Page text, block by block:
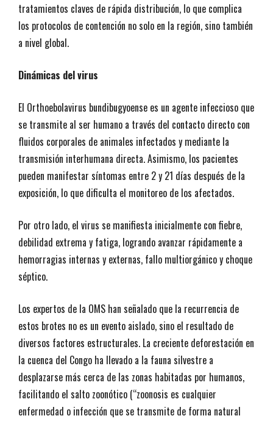
tratamientos claves de rápida distribución, lo que complica
los protocolos de contención no solo en la región, sino también
a nivel global.
Dinámicas del virus
El Orthoebolavirus bundibugyoense es un agente infeccioso que
se transmite al ser humano a través del contacto directo con
fluidos corporales de animales infectados y mediante la
transmisión interhumana directa. Asimismo, los pacientes
pueden manifestar síntomas entre 2 y 21 días después de la
exposición, lo que dificulta el monitoreo de los afectados.
Por otro lado, el virus se manifiesta inicialmente con fiebre,
debilidad extrema y fatiga, logrando avanzar rápidamente a
hemorragias internas y externas, fallo multiorgánico y choque
séptico.
Los expertos de la OMS han señalado que la recurrencia de
estos brotes no es un evento aislado, sino el resultado de
diversos factores estructurales. La creciente deforestación en
la cuenca del Congo ha llevado a la fauna silvestre a
desplazarse más cerca de las zonas habitadas por humanos,
facilitando el salto zoonótico (“zoonosis es cualquier
enfermedad o infección que se transmite de forma natural